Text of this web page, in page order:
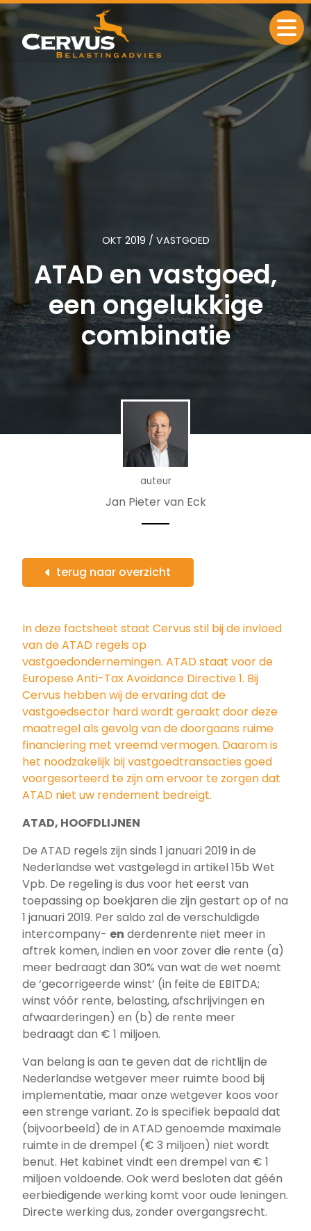
Ga naar de inhoud
OKT 2019 / VASTGOED
ATAD en vastgoed,
een ongelukkige
combinatie
auteur
Jan Pieter van Eck
terug naar overzicht
In deze factsheet staat Cervus stil bij de invloed
van de ATAD regels op
vastgoedondernemingen. ATAD staat voor de
Europese Anti-Tax Avoidance Directive 1. Bij
Cervus hebben wij de ervaring dat de
vastgoedsector hard wordt geraakt door deze
maatregel als gevolg van de doorgaans ruime
financiering met vreemd vermogen. Daarom is
het noodzakelijk bij vastgoedtransacties goed
voorgesorteerd te zijn om ervoor te zorgen dat
ATAD niet uw rendement bedreigt.
ATAD, HOOFDLIJNEN
De ATAD regels zijn sinds 1 januari 2019 in de
Nederlandse wet vastgelegd in artikel 15b Wet
Vpb. De regeling is dus voor het eerst van
toepassing op boekjaren die zijn gestart op of na
1 januari 2019. Per saldo zal de verschuldigde
intercompany- en derdenrente niet meer in
aftrek komen, indien en voor zover die rente (a)
meer bedraagt dan 30% van wat de wet noemt
de ‘gecorrigeerde winst’ (in feite de EBITDA;
winst vóór rente, belasting, afschrijvingen en
afwaarderingen) en (b) de rente meer
bedraagt dan € 1 miljoen.
Van belang is aan te geven dat de richtlijn de
Nederlandse wetgever meer ruimte bood bij
implementatie, maar onze wetgever koos voor
een strenge variant. Zo is specifiek bepaald dat
(bijvoorbeeld) de in ATAD genoemde maximale
ruimte in de drempel (€ 3 miljoen) niet wordt
benut. Het kabinet vindt een drempel van € 1
miljoen voldoende. Ook werd besloten dat géén
eerbiedigende werking komt voor oude leningen.
Directe werking dus, zonder overgangsrecht.